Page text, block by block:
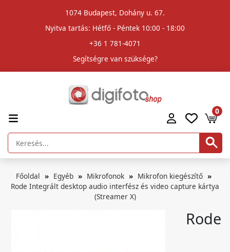
1074 Budapest, Dohány u. 67.
Nyitva tartás: Hétfő - Péntek 10:00 - 18:00
+36 1 781-4071
Segítségre van szüksége?
0
Főoldal Egyéb Mikrofonok
Mikrofon kiegészítő
Rode Integrált desktop audio interfész és video capture kártya
(Streamer X)
Rode